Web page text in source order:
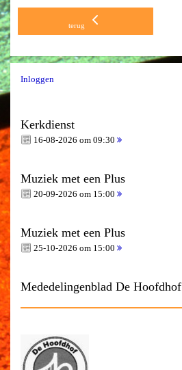
terug
Inloggen
Kerkdienst
16-08-2026 om 09:30
Muziek met een Plus
20-09-2026 om 15:00
Muziek met een Plus
25-10-2026 om 15:00
Mededelingenblad De Hoofdhof